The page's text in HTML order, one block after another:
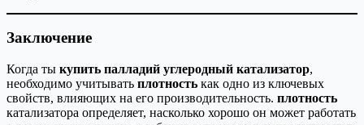
Заключение
Когда ты купить палладий углеродный катализатор,
необходимо учитывать плотность как одно из ключевых
свойств, влияющих на его производительность. плотность
катализатора определяет, насколько хорошо он может работать